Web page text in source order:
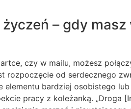
– gdy
czy w mailu, możesz
rozpoczęcie od serdecznego
elementu bardziej osobistego
pracy z koleżanką. „Droga